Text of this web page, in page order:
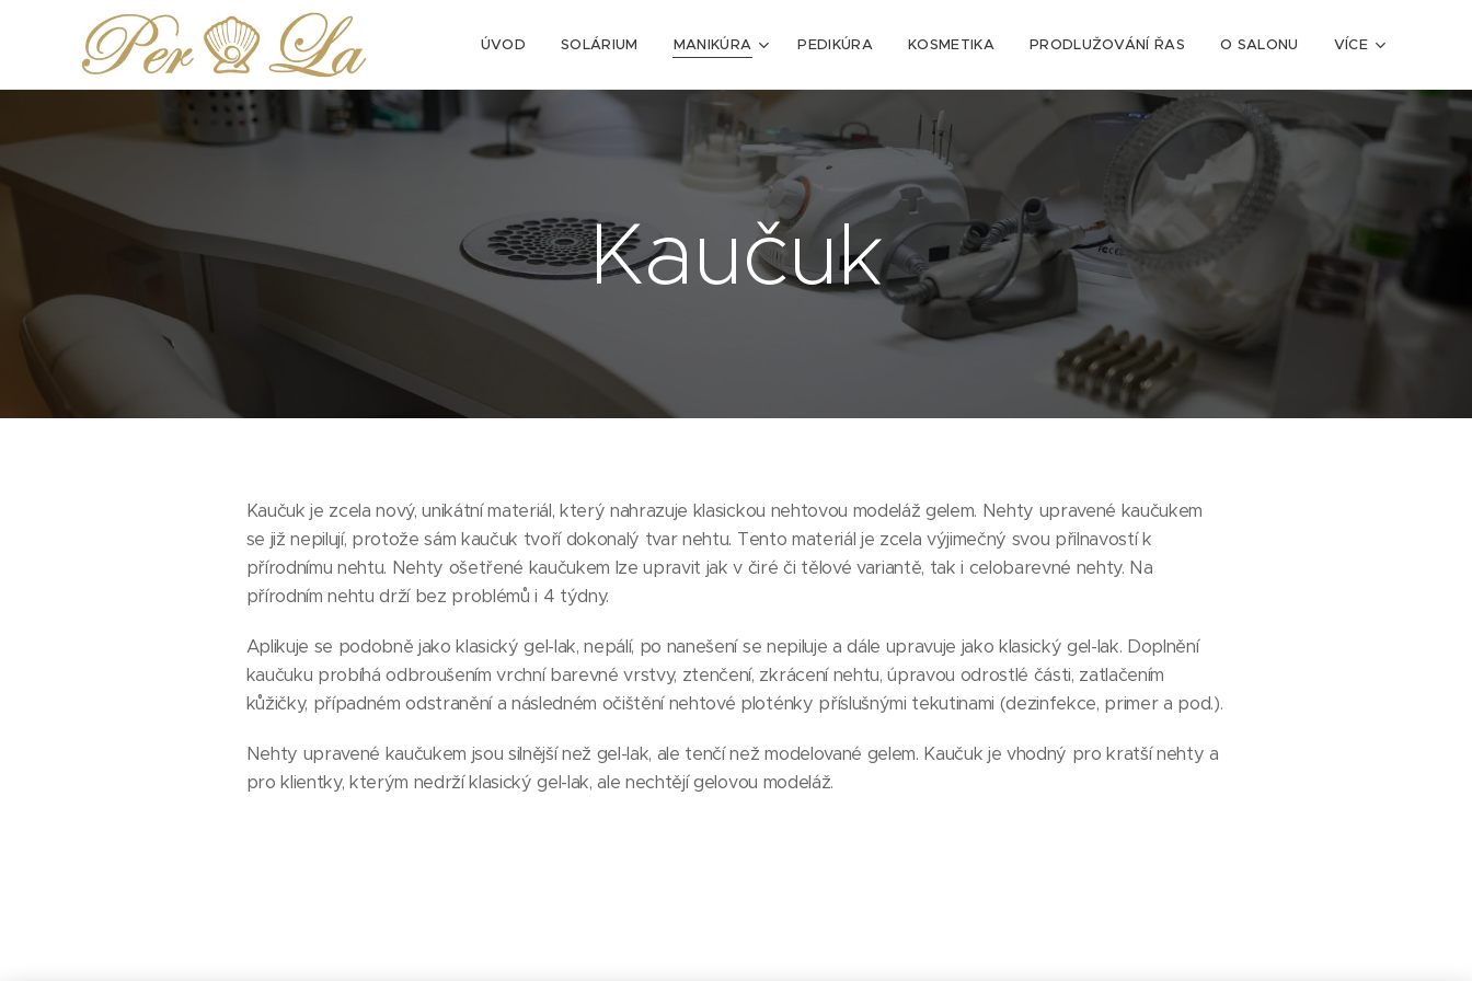
ÚVOD SOLÁRIUM MANIKÚRA PEDIKÚRA KOSMETIKA PRODLUŽOVÁNÍ ŘAS O SALONU VÍCE
Kaučuk
Kaučuk je zcela nový, unikátní materiál, který nahrazuje klasickou nehtovou modeláž gelem. Nehty upravené kaučukem
se již nepilují, protože sám kaučuk tvoří dokonalý tvar nehtu. Tento materiál je zcela výjimečný svou přilnavostí k
přírodnímu nehtu. Nehty ošetřené kaučukem lze upravit jak v čiré či tělové variantě, tak i celobarevné nehty. Na
přírodním nehtu drží bez problémů i 4 týdny.
Aplikuje se podobně jako klasický gel-lak, nepálí, po nanešení se nepiluje a dále upravuje jako klasický gel-lak. Doplnění
kaučuku probíhá odbroušením vrchní barevné vrstvy, ztenčení, zkrácení nehtu, úpravou odrostlé části, zatlačením
kůžičky, případném odstranění a následném očištění nehtové ploténky příslušnými tekutinami (dezinfekce, primer a pod.).
Nehty upravené kaučukem jsou silnější než gel-lak, ale tenčí než modelované gelem. Kaučuk je vhodný pro kratší nehty a
pro klientky, kterým nedrží klasický gel-lak, ale nechtějí gelovou modeláž.